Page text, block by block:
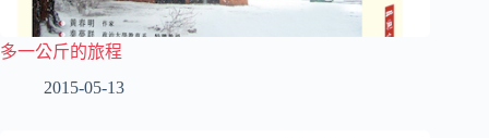
多一公斤的旅程
2015-05-13